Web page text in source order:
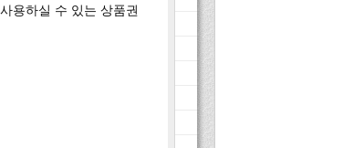
용하실 수 있는 상품권